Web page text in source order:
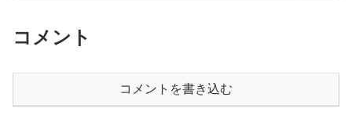
コメント
コメントを書き込む